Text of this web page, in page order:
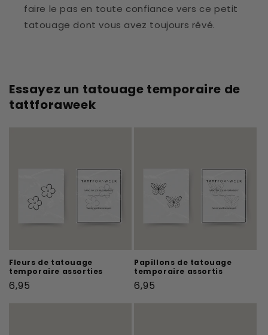
faire le pas en toute confiance vers ce petit
tatouage dont vous avez toujours rêvé.
Essayez un tatouage temporaire de
tattforaweek
Fleurs de tatouage
temporaire assorties
Prix
6,95
Papillons de tatouage
temporaire assortis
Prix
6,95